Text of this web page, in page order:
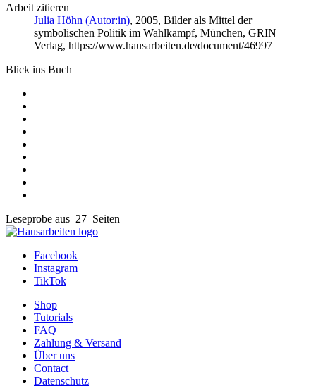
Arbeit zitieren
Julia Höhn (Autor:in), 2005, Bilder als Mittel der
symbolischen Politik im Wahlkampf, München, GRIN
Verlag, https://www.hausarbeiten.de/document/46997
Blick ins Buch
Leseprobe aus 27 Seiten
Facebook
Instagram
TikTok
Shop
Tutorials
FAQ
Zahlung & Versand
Über uns
Contact
Datenschutz